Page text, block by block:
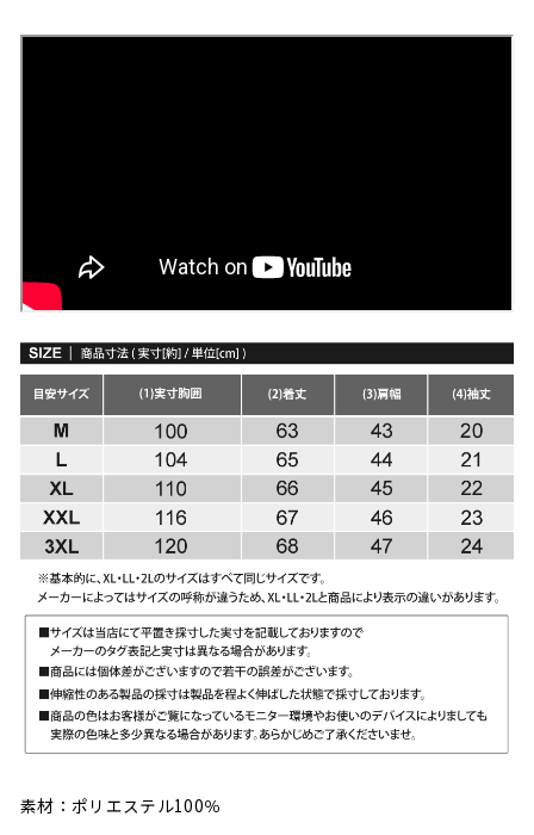
素材：ポリエステル100％